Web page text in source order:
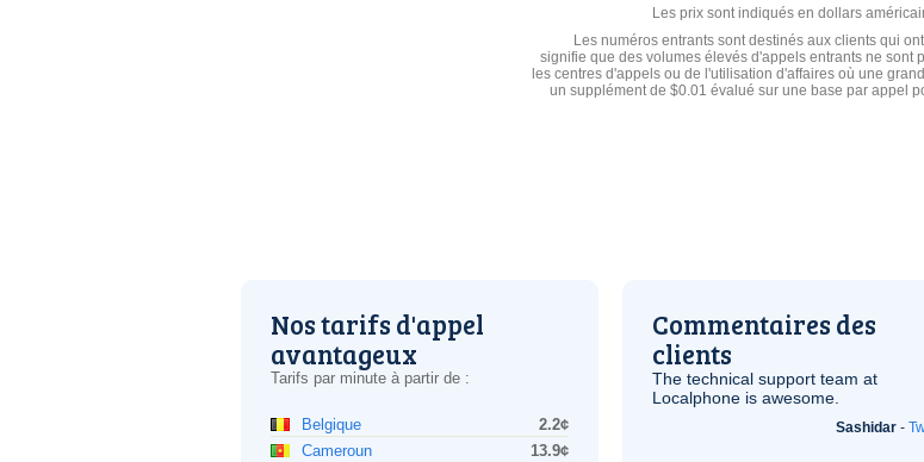
Les prix sont indiqués en dollars
Les numéros entrants sont destinés aux clients qui
signifie que des volumes élevés d'appels entrants ne sont
les centres d'appels ou de l'utilisation d'affaires où une
un supplément de $0.01 évalué sur une base par appel
Nos tarifs d'appel
avantageux
Tarifs par minute à partir de :
Belgique
2.2¢
Cameroun
13.9¢
Commentaires des
clients
The technical support team at
Localphone is awesome.
Sashidar -